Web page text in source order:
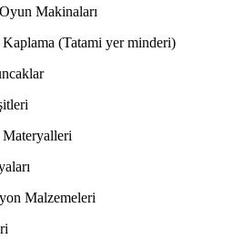
Makinaları
(Tatami yer minderi)
Malzemeleri